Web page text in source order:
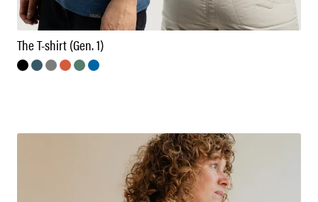
The T-shirt (Gen. 1)